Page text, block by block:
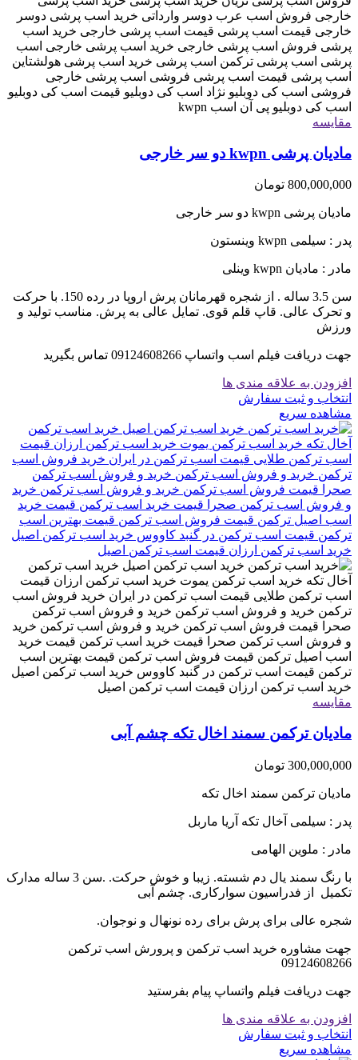
مقایسه
مادیان پرشی kwpn دو سر خارجی
800,000,000 تومان
مادیان پرشی kwpn دو سر خارجی
پدر : سیلمی kwpn وینستون
مادر : مادیان kwpn وینلی
سن 3.5 ساله . از شجره قهرمانان پرش اروپا در رده 150. با حرکت
و تحرک عالی. قاپ قلم قوی. تمایل عالی به پرش. مناسب تولید و
ورزش
جهت دریافت فیلم اسب واتساپ 09124608266 تماس بگیرید
افزودن به علاقه مندی ها
انتخاب و ثبت سفارش
مشاهده سریع
مقایسه
مادیان ترکمن سمند اخال تکه چشم آبی
300,000,000 تومان
مادیان ترکمن سمند اخال تکه
پدر : سیلمی آخال تکه آریا ماربل
مادر : ملوین الهامی
با رنگ سمند یال دم شسته. زیبا و خوش حرکت. .سن 3 ساله مدارک
تکمیل از فدراسیون سوارکاری. چشم آبی
شجره عالی برای پرش برای رده نونهال و نوجوان.
جهت مشاوره خرید اسب ترکمن و پرورش اسب ترکمن
09124608266
جهت دریافت فیلم واتساپ پیام بفرستید
افزودن به علاقه مندی ها
انتخاب و ثبت سفارش
مشاهده سریع